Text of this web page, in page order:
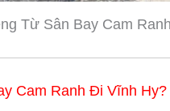
Từ Sân Bay Cam
Cam Ranh Đi Vĩnh Hy?